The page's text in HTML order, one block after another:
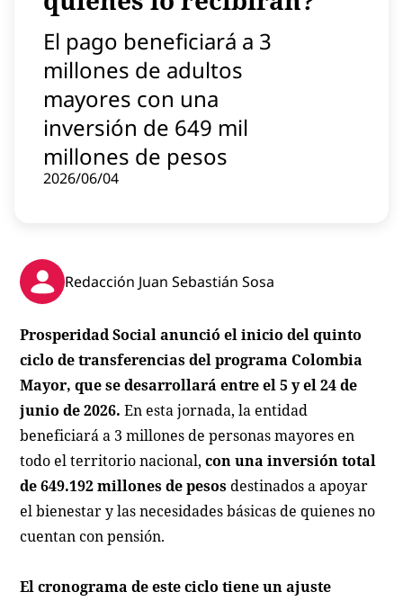
Contenido patrocinado
Instagram
El pago beneficiará a 3
millones de adultos
mayores con una
inversión de 649 mil
millones de pesos
2026/06/04
Redacción Juan Sebastián Sosa
Prosperidad Social anunció el inicio del quinto
ciclo de transferencias del programa Colombia
Mayor, que se desarrollará entre el 5 y el 24 de
junio de 2026. En esta jornada, la entidad
beneficiará a 3 millones de personas mayores en
todo el territorio nacional,con una inversión total
de 649.192 millones de pesosdestinados a apoyar
el bienestar y las necesidades básicas de quienes no
cuentan con pensión.
El cronograma de este ciclo tiene un ajuste